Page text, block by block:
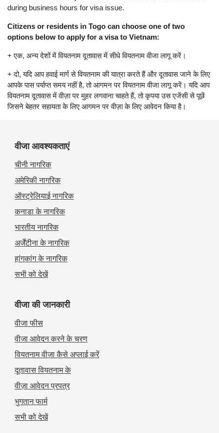
during business hours for visa issue.
Citizens or residents in Togo can choose one of two
options below to apply for a visa to Vietnam:
+ एक, अन्य देशों में वियतनाम दूतावास में सीधे वियतनाम वीजा लागू करें।
+ दो, यदि आप हवाई मार्ग से वियतनाम की यात्रा करते हैं और दूतावास जाने के लिए
आपके पास पर्याप्त समय नहीं है, तो आगमन पर वियतनाम वीजा लागू करें। यदि आप
वियतनाम दूतावास में वीज़ा पर मुहर लगवाना चाहते हैं, तो कृपया उस एजेंसी से पूछें
जिसने बेहतर सहायता के लिए आगमन पर वीज़ा के लिए आवेदन किया है।
वीजा आवश्यकताएं
चीनी नागरिक
अमेरिकी नागरिक
ऑस्ट्रेलियाई नागरिक
कनाडा के नागरिक
भारतीय नागरिक
अर्जेंटीना के नागरिक
हांगकांग के नागरिक
सभी को देखें
वीजा की जानकारी
वीजा फीस
वीजा आवेदन करने के चरण
वियतनाम वीजा कैसे अप्लाई करें
दूतावास वियतनाम के
वीज़ा आवेदन प्रपत्र
भुगतान फार्म
सभी को देखें